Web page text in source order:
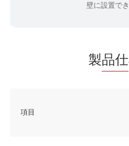
壁に設置で
製品仕
項目